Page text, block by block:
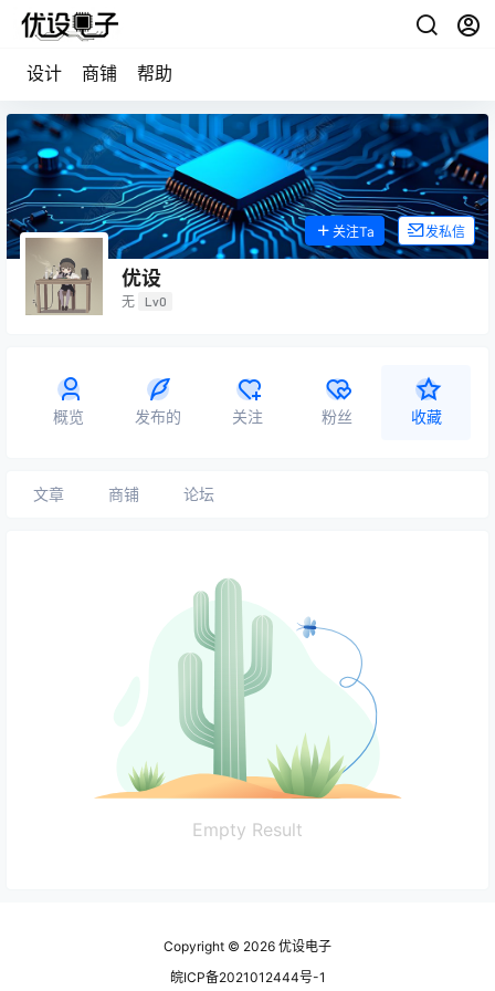
设计 商铺 帮助
优设
无 Lv0
关注Ta 发私信
概览 发布的 关注 粉丝 收藏
文章 商铺 论坛
Empty Result
Copyright © 2026 优设电子
皖ICP备2021012444号-1